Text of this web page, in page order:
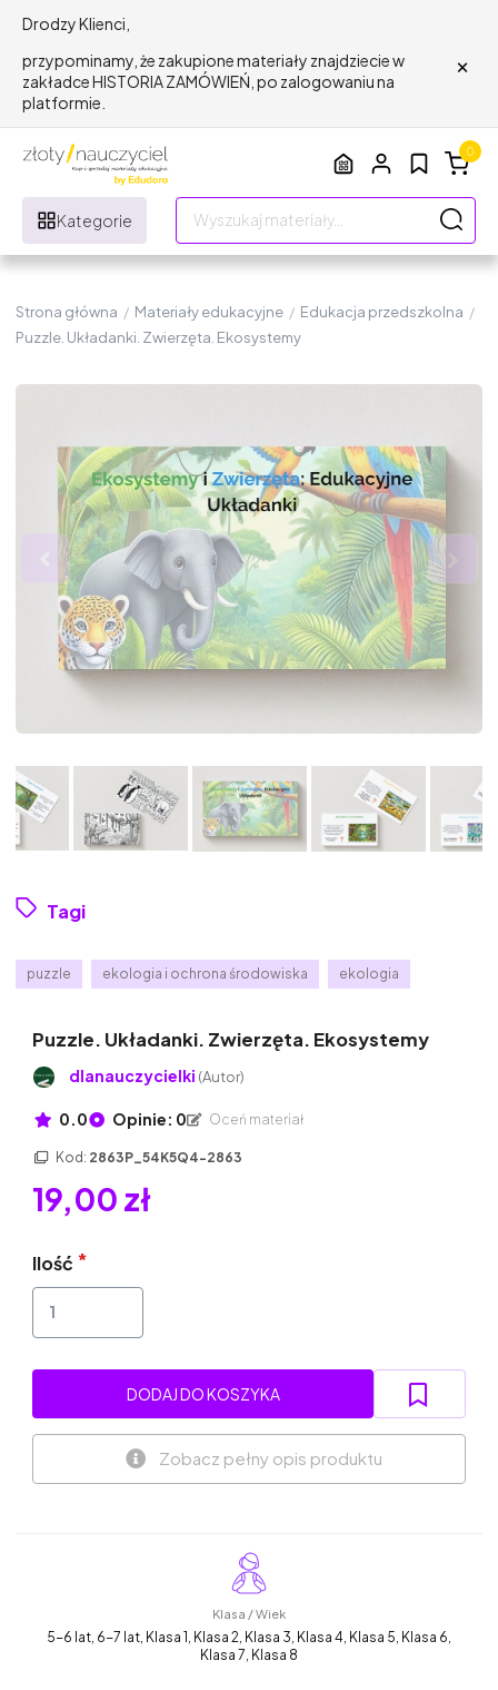
Drodzy Klienci,
przypominamy, że zakupione materiały znajdziecie w
zakładce HISTORIA ZAMÓWIEŃ, po zalogowaniu na
platformie.
×
Kategorie
0
Strona główna / Materiały edukacyjne / Edukacja przedszkolna /
Puzzle. Układanki. Zwierzęta. Ekosystemy
Tagi
puzzle ekologia i ochrona środowiska ekologia
Puzzle. Układanki. Zwierzęta. Ekosystemy
dlanauczycielki (Autor)
0.0 Opinie: 0 Oceń materiał
Kod: 2863P_54K5Q4-2863
19,00 zł
Ilość
DODAJ DO KOSZYKA
Zobacz pełny opis produktu
Klasa / Wiek
5-6 lat, 6-7 lat, Klasa 1, Klasa 2, Klasa 3, Klasa 4, Klasa 5, Klasa 6,
Klasa 7, Klasa 8